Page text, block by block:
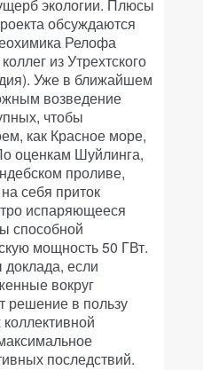
экологии. Плюсы
обсуждаются
Релофа
из Утрехтского
Уже в ближайшем
возведение
чтобы
как Красное море,
оценкам Шуйлинга,
проливе,
себя приток
испаряющееся
способной
мощность 50 ГВт.
если
вокруг
решение в пользу
последствий.